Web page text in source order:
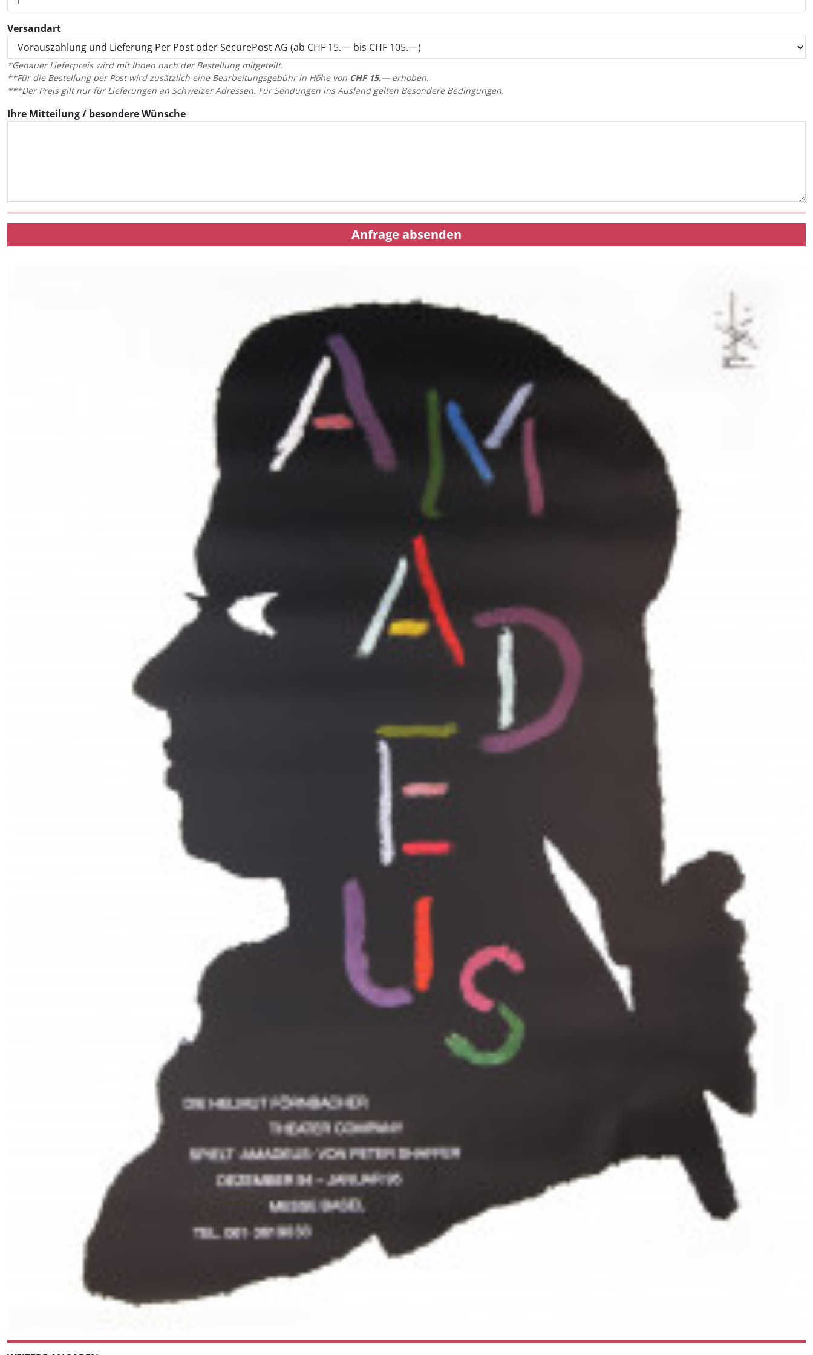
Versandart
*Genauer Lieferpreis wird mit Ihnen nach der Bestellung mitgeteilt.
**Für die Bestellung per Post wird zusätzlich eine Bearbeitungsgebühr in Höhe von CHF 15.—erhoben.
***Der Preis gilt nur für Lieferungen an Schweizer Adressen. Für Sendungen ins Ausland gelten Besondere Bedingungen.
Ihre Mitteilung / besondere Wünsche
Anfrage absenden